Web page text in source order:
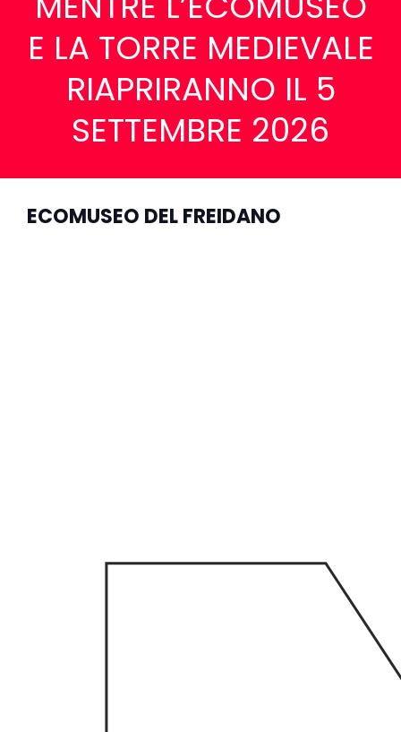
E LA TORRE MEDIEVALE
RIAPRIRANNO IL 5
SETTEMBRE 2026
ECOMUSEO DEL FREIDANO